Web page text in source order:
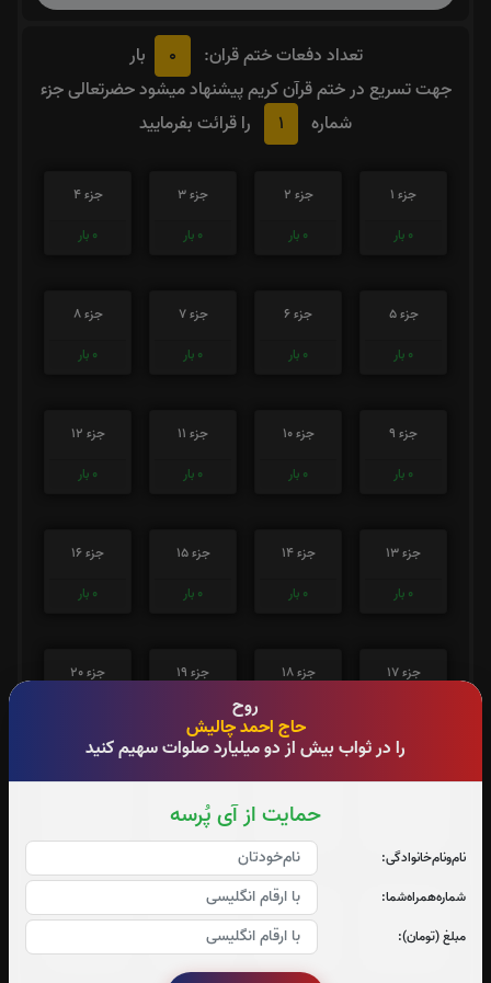
روح
حاج احمد چالیش
را در ثواب بیش از دو میلیارد صلوات سهیم کنید
حمایت از آی پُرسه
نام‌و‌نام‌خانوادگی:
شماره‌همراه‌شما:
مبلغ (تومان):
تعداد دفعات ختم قران: 0
بار
جهت تسریع در ختم قرآن کریم پیشنهاد میشود حضرتعالی جزء
شماره
1 را قرائت بفرمایید
جزء 1
0 بار
جزء 2
0 بار
جزء 3
0 بار
جزء 4
0 بار
جزء 5
0 بار
جزء 6
0 بار
جزء 7
0 بار
جزء 8
0 بار
جزء 9
0 بار
جزء 10
0 بار
جزء 11
0 بار
جزء 12
0 بار
جزء 13
0 بار
جزء 14
0 بار
جزء 15
0 بار
جزء 16
0 بار
جزء 17
جزء 18
جزء 19
جزء 20
0
جزء 25
جزء 26
0بار
جزء 27
0بار
جزء 28
0بار